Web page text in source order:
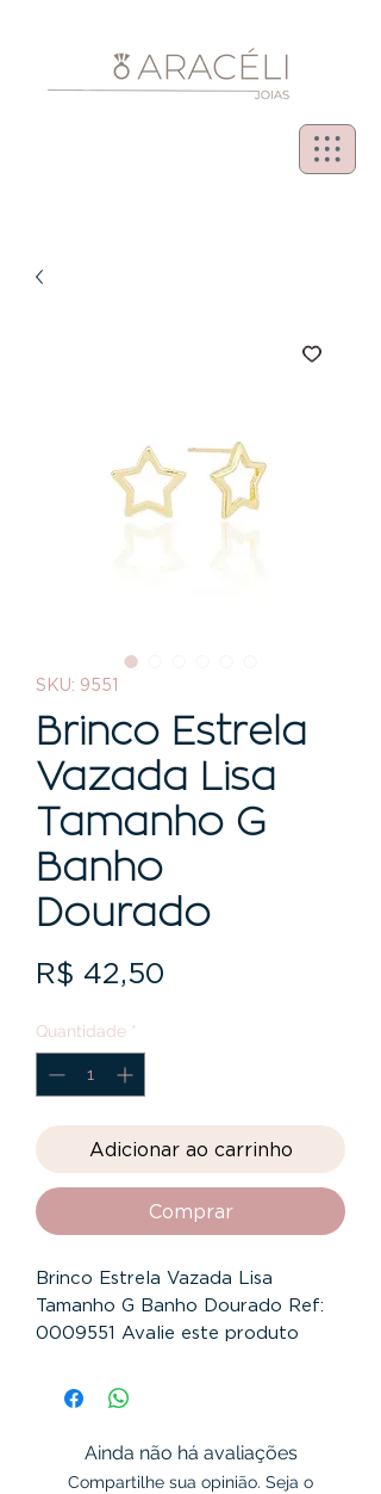
SKU: 9551
Brinco Estrela
Vazada Lisa
Tamanho G
Banho
Dourado
R$ 42,50
Quantidade *
Adicionar ao carrinho
Comprar
Brinco Estrela Vazada Lisa
Tamanho G Banho Dourado Ref:
0009551 Avalie este produto
Espessura 1.5 mm Banho Dourado
Garantia 12 Meses
Ainda não há avaliações
Compartilhe sua opinião. Seja o